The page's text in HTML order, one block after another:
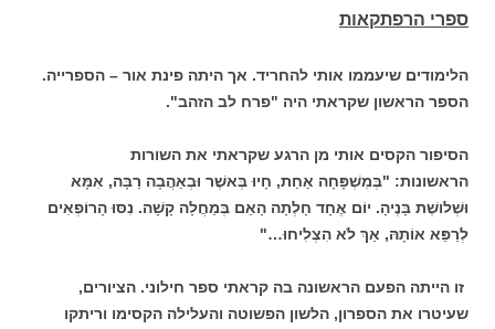
ספרי הרפתקאות
הלימודים שיעממו אותי להחריד. אך היתה פינת אור – הספרייה.
הספר הראשון שקראתי היה "פרח לב הזהב".
הסיפור הקסים אותי מן הרגע שקראתי את השורות
הראשונות: "בְּמִשְׁפָּחָה אַחַת, חָיוּ בְּאשֶׁר וּבְאַהֲבָה רַבָּה, אִמָּא
וּשְׁלושֶׁת בָּנֶיהָ. יוֹם אֶחָד חָלְתָה הָאֵם בְּמַחֲלָה קָשָׁה. נִסּוּ הָרוֹפְאִים
לְרַפֵּא אוֹתָהּ, אַךְ לֹא הִצְלִיחוּ…"
זו הייתה הפעם הראשונה בה קראתי ספר חילוני. הציורים,
שעיטרו את הספרון, הלשון הפשוטה והעלילה הקסימו וריתקו